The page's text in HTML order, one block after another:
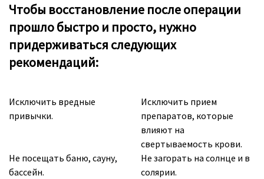
Чтобы восстановление после операции
прошло быстро и просто, нужно
придерживаться следующих
рекомендаций:
Исключить вредные
привычки.
Исключить прием
препаратов, которые
влияют на
свертываемость крови.
Не посещать баню, сауну,
бассейн.
Не загорать на солнце и в
солярии.